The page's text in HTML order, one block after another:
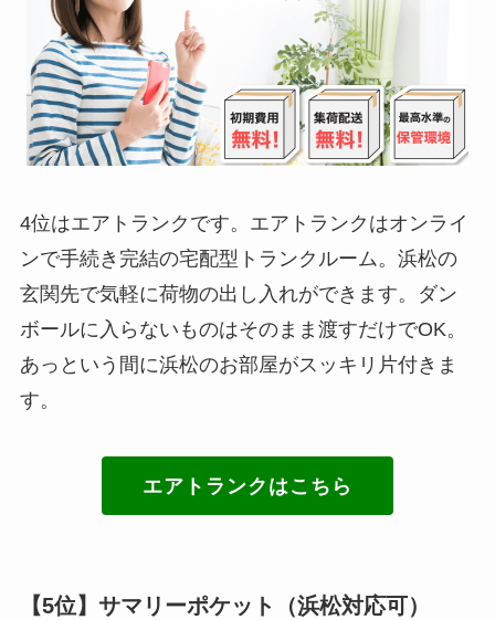
4位はエアトランクです。エアトランクはオンライ
ンで手続き完結の宅配型トランクルーム。浜松の
玄関先で気軽に荷物の出し入れができます。ダン
ボールに入らないものはそのまま渡すだけでOK。
あっという間に浜松のお部屋がスッキリ片付きま
す。
エアトランクはこちら
【5位】サマリーポケット（浜松対応可）